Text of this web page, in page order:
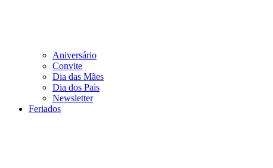
Aniversário
Convite
Dia das Mães
Dia dos Pais
Newsletter
Feriados